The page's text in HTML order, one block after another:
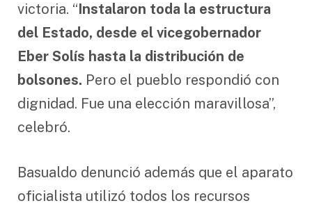
victoria. “Instalaron toda la estructura
del Estado, desde el vicegobernador
Eber Solís hasta la distribución de
bolsones. Pero el pueblo respondió con
dignidad. Fue una elección maravillosa”,
celebró.
Basualdo denunció además que el aparato
oficialista utilizó todos los recursos